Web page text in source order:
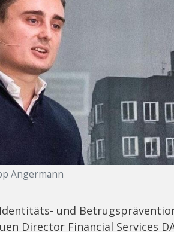
Angermann
und
Director Financial Services